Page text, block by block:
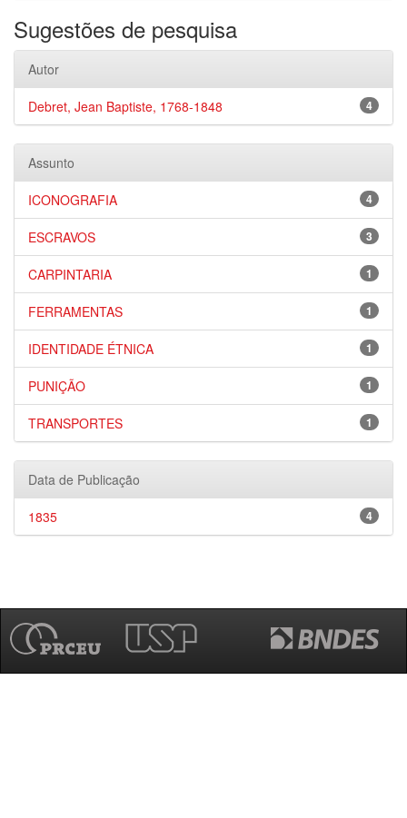
Sugestões de pesquisa
Autor
4
Debret, Jean Baptiste, 1768-1848
Assunto
4
ICONOGRAFIA
3
ESCRAVOS
1
CARPINTARIA
1
FERRAMENTAS
1
IDENTIDADE ÉTNICA
1
PUNIÇÃO
1
TRANSPORTES
Data de Publicação
4
1835